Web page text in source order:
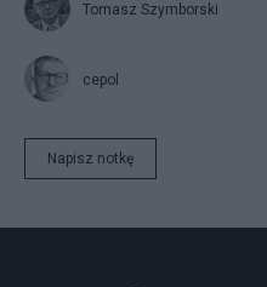
Tomasz Szymborski
cepol
Napisz notkę